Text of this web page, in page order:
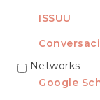
ISSUU
REDES
Networks
Google